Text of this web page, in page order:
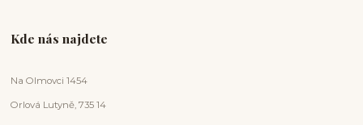
Kde nás najdete
Na Olmovci 1454
Orlová Lutyně, 735 14